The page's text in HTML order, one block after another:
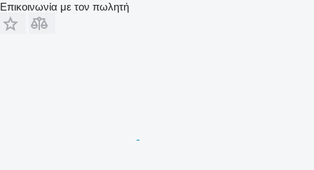
Επικοινωνία με τον πωλητή